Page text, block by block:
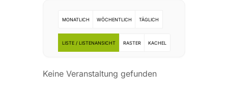
MONATLICH WÖCHENTLICH TÄGLICH
LISTE / LISTENANSICHT RASTER KACHEL
Keine Veranstaltung gefunden